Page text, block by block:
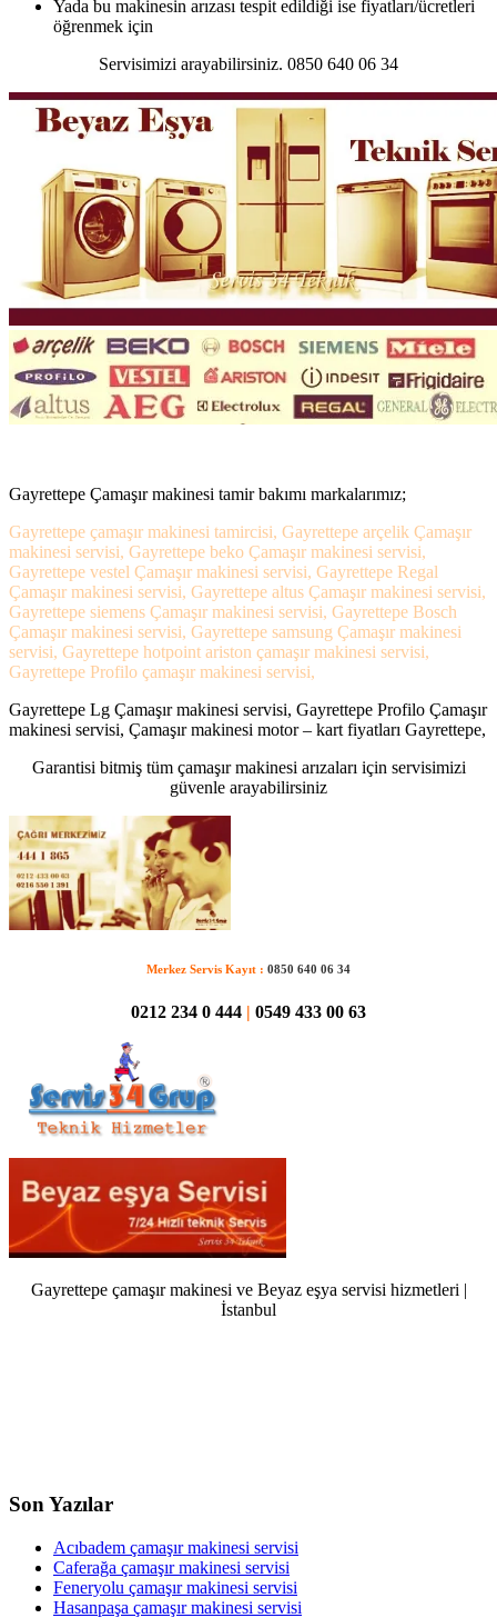
Yada bu makinesin arızası tespit edildiği ise fiyatları/ücretleri
öğrenmek için
Servisimizi arayabilirsiniz. 0850 640 06 34
Gayrettepe Çamaşır makinesi tamir bakımı markalarımız;
Gayrettepe çamaşır makinesi tamircisi, Gayrettepe arçelik Çamaşır
makinesi servisi, Gayrettepe beko Çamaşır makinesi servisi,
Gayrettepe vestel Çamaşır makinesi servisi, Gayrettepe Regal
Çamaşır makinesi servisi, Gayrettepe altus Çamaşır makinesi servisi,
Gayrettepe siemens Çamaşır makinesi servisi, Gayrettepe Bosch
Çamaşır makinesi servisi, Gayrettepe samsung Çamaşır makinesi
servisi, Gayrettepe hotpoint ariston çamaşır makinesi servisi,
Gayrettepe Profilo çamaşır makinesi servisi,
Gayrettepe Lg Çamaşır makinesi servisi, Gayrettepe Profilo Çamaşır
makinesi servisi, Çamaşır makinesi motor – kart fiyatları Gayrettepe,
Garantisi bitmiş tüm çamaşır makinesi arızaları için servisimizi
güvenle arayabilirsiniz
Merkez Servis Kayıt : 0850 640 06 34
0212 234 0 444 0549 433 00 63
Gayrettepe çamaşır makinesi ve Beyaz eşya servisi hizmetleri |
İstanbul
Son Yazılar
Acıbadem çamaşır makinesi servisi
Caferağa çamaşır makinesi servisi
Feneryolu çamaşır makinesi servisi
Hasanpaşa çamaşır makinesi servisi